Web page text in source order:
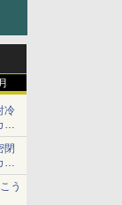
冷
メ
閉
メ
う